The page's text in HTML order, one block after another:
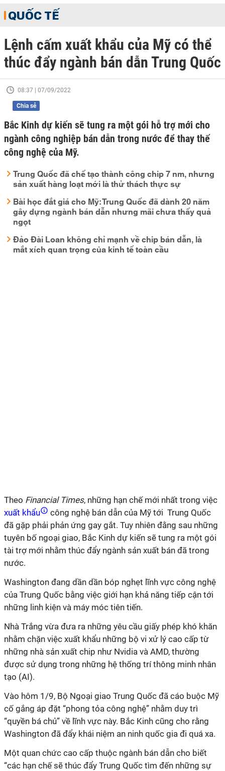
QUỐC TẾ
Lệnh cấm xuất khẩu của Mỹ có thể
thúc đẩy ngành bán dẫn Trung Quốc
08:37 | 07/09/2022
Chia sẻ
Bắc Kinh dự kiến sẽ tung ra một gói hỗ trợ mới cho
ngành công nghiệp bán dẫn trong nước để thay thế
công nghệ của Mỹ.
Trung Quốc đã chế tạo thành công chip 7 nm, nhưng
sản xuất hàng loạt mới là thử thách thực sự
Bài học đắt giá cho Mỹ: Trung Quốc đã dành 20 năm
gây dựng ngành bán dẫn nhưng mãi chưa thấy quả
ngọt
Đảo Đài Loan không chỉ mạnh về chip bán dẫn, là
mắt xích quan trọng của kinh tế toàn cầu
Theo Financial Times, những hạn chế mới nhất trong việc
xuất khẩu
công nghệ bán dẫn của Mỹ tới Trung Quốc
đã gặp phải phản ứng gay gắt. Tuy nhiên đằng sau những
tuyên bố ngoại giao, Bắc Kinh dự kiến sẽ tung ra một gói
tài trợ mới nhằm thúc đẩy ngành sản xuất bán đã trong
nước.
Washington đang dần dần bóp nghẹt lĩnh vực công nghệ
của Trung Quốc bằng việc giới hạn khả năng tiếp cận tới
những linh kiện và máy móc tiên tiến.
Nhà Trắng vừa đưa ra những yêu cầu giấy phép khó khăn
nhằm chặn việc xuất khẩu những bộ vi xử lý cao cấp từ
những nhà sản xuất chip như Nvidia và AMD, thường
được sử dụng trong những hệ thống trí thông minh nhân
tạo (AI).
Vào hôm 1/9, Bộ Ngoại giao Trung Quốc đã cáo buộc Mỹ
cố gắng áp đặt “phong tỏa công nghệ” nhằm duy trì
“quyền bá chủ” về lĩnh vực này. Bắc Kinh cũng cho rằng
Washington đã đẩy khái niệm an ninh quốc gia đi quá xa.
Một quan chức cao cấp thuộc ngành bán dẫn cho biết
“các hạn chế sẽ thúc đẩy Trung Quốc tìm đến những sự